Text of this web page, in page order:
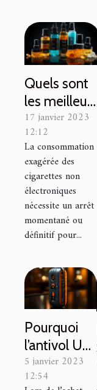
Quels sont
les meilleurs
e-liquide à
choisir pour
votre
cigarette
électronique
?
17 janvier 2023
12:12
La consommation
exagérée des
cigarettes non
électroniques
nécessite un arrêt
momentané ou
définitif pour...
Pourquoi
l’antivol U
est la
meilleure
5 janvier 2023
12:54